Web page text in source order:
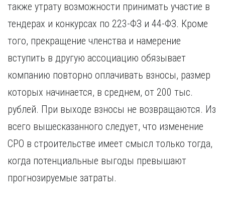
также утрату возможности принимать участие в
тендерах и конкурсах по 223-ФЗ и 44-ФЗ. Кроме
того, прекращение членства и намерение
вступить в другую ассоциацию обязывает
компанию повторно оплачивать взносы, размер
которых начинается, в среднем, от 200 тыс.
рублей. При выходе взносы не возвращаются. Из
всего вышесказанного следует, что изменение
СРО в строительстве имеет смысл только тогда,
когда потенциальные выгоды превышают
прогнозируемые затраты.